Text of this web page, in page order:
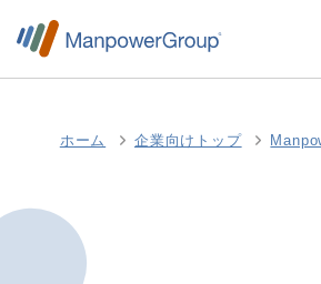
ホーム 企業向けトップ